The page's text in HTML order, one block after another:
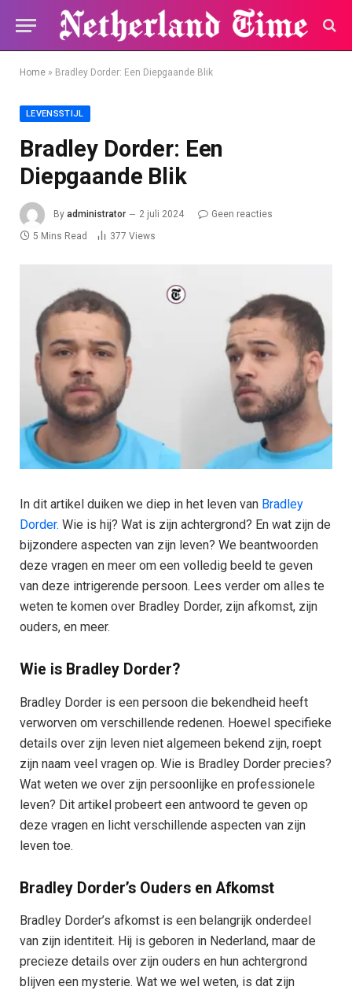
Home » Bradley Dorder: Een Diepgaande Blik
LEVENSSTIJL
Bradley Dorder: Een
Diepgaande Blik
By administrator 2 juli 2024
Geen reacties
5 Mins Read
377 Views
In dit artikel duiken we diep in het leven van Bradley
Dorder. Wie is hij? Wat is zijn achtergrond? En wat zijn de
bijzondere aspecten van zijn leven? We beantwoorden
deze vragen en meer om een volledig beeld te geven
van deze intrigerende persoon. Lees verder om alles te
weten te komen over Bradley Dorder, zijn afkomst, zijn
ouders, en meer.
Wie is Bradley Dorder?
Bradley Dorder is een persoon die bekendheid heeft
verworven om verschillende redenen. Hoewel specifieke
details over zijn leven niet algemeen bekend zijn, roept
zijn naam veel vragen op. Wie is Bradley Dorder precies?
Wat weten we over zijn persoonlijke en professionele
leven? Dit artikel probeert een antwoord te geven op
deze vragen en licht verschillende aspecten van zijn
leven toe.
Bradley Dorder’s Ouders en Afkomst
Bradley Dorder’s afkomst is een belangrijk onderdeel
van zijn identiteit. Hij is geboren in Nederland, maar de
precieze details over zijn ouders en hun achtergrond
blijven een mysterie. Wat we wel weten, is dat zijn